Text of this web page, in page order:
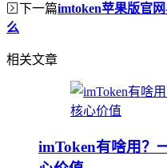
下一篇imtoken苹果版官
么
相关文章
imToken有啥用？